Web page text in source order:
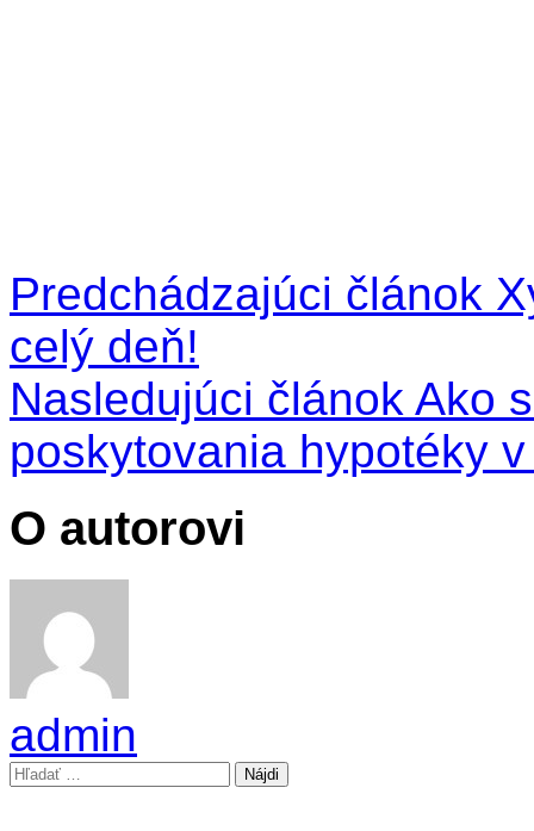
Predchádzajúci článok
celý deň!
Nasledujúci článok Ako
poskytovania hypotéky
O autorovi
admin
Hľadať: